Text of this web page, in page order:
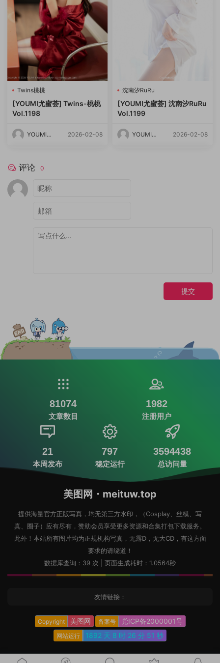
Twins桃桃
[YOUMI尤蜜荟] Twins-桃桃
Vol.1198
YOUMI尤
2026-02-08
沈南汐RuRu
[YOUMI尤蜜荟] 沈南汐RuRu
Vol.1199
YOUMI尤
2026-02-08
评论 0
提交
81074
文章数目
1982
注册用户
21
本周发布
797
稳定运行
3594438
总访问量
美图网・meituw.top
提供海量官方正版写真，均无第三方水印，（Cosplay、丝模、写
真、圈子）应有尽有，赞助会员享受更多资源和合集打包下载服务。
此外！本站所有图片均为正规机构写真，无露D，无大CD，有这方面
要求的请绕道！
数据库查询：39 次 | 页面生成耗时：1.0564秒
友情链接：
Copyright 美图网 备案号 党ICP备2000001号
网站运行 1892 天 8 时 26 分 52 秒